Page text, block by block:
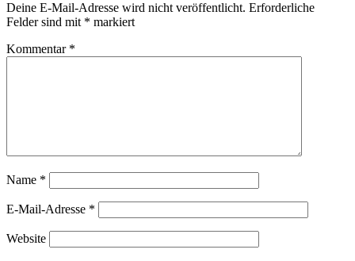
Deine E-Mail-Adresse wird nicht veröffentlicht. Erforderliche
Felder sind mit * markiert
Kommentar *
Name *
E-Mail-Adresse *
Website